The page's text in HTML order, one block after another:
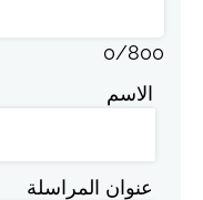
0/800
الاسم
عنوان المراسلة